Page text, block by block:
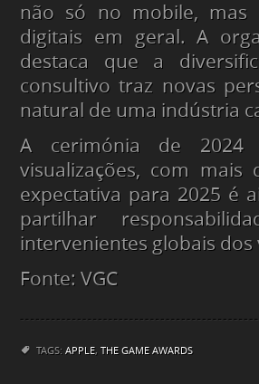
não só no mobile, mas
digitais em geral. A
destaca que a
consultivo traz novas
natural de uma indústria
A cerimónia de
visualizações, com
expectativa para 2025 é
partilhar
intervenientes globais dos
Fonte: VGC
TAGS: APPLE, THE GAME AWARDS